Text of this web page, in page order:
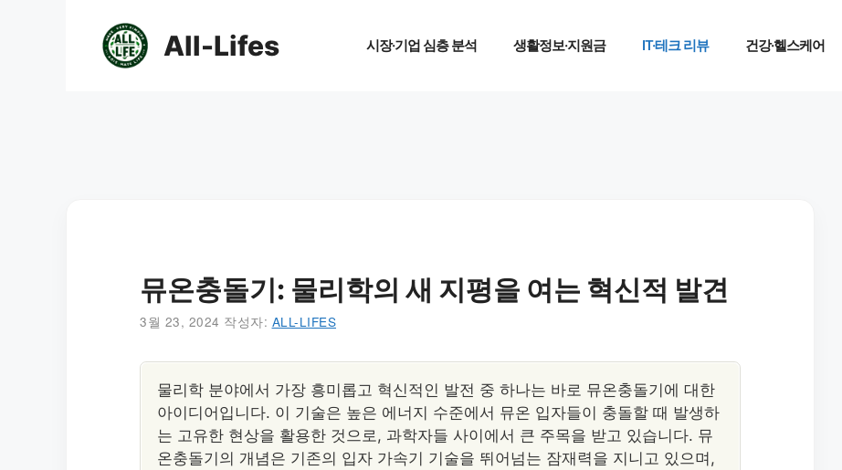
All-Lifes 시장·기업 심층 분석 생활정보·지원금 IT·테크 리뷰 건강·헬스케어
뮤온충돌기: 물리학의 새 지평을 여는 혁신적 발견
3월 23, 2024 작성자: ALL-LIFES
물리학 분야에서 가장 흥미롭고 혁신적인 발전 중 하나는 바로 뮤온충돌기에 대한
아이디어입니다. 이 기술은 높은 에너지 수준에서 뮤온 입자들이 충돌할 때 발생하
는 고유한 현상을 활용한 것으로, 과학자들 사이에서 큰 주목을 받고 있습니다. 뮤
온충돌기의 개념은 기존의 입자 가속기 기술을 뛰어넘는 잠재력을 지니고 있으며,